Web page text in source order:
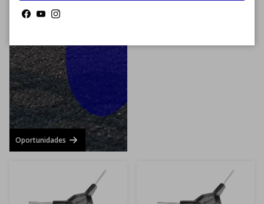
Oportunidades
Facebook
YouTubeInstagram